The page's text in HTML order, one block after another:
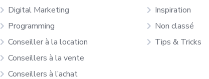
Digital Marketing
Programming
Conseiller à la location
Conseillers à la vente
Conseillers à l’achat
Inspiration
Non classé
Tips & Tricks